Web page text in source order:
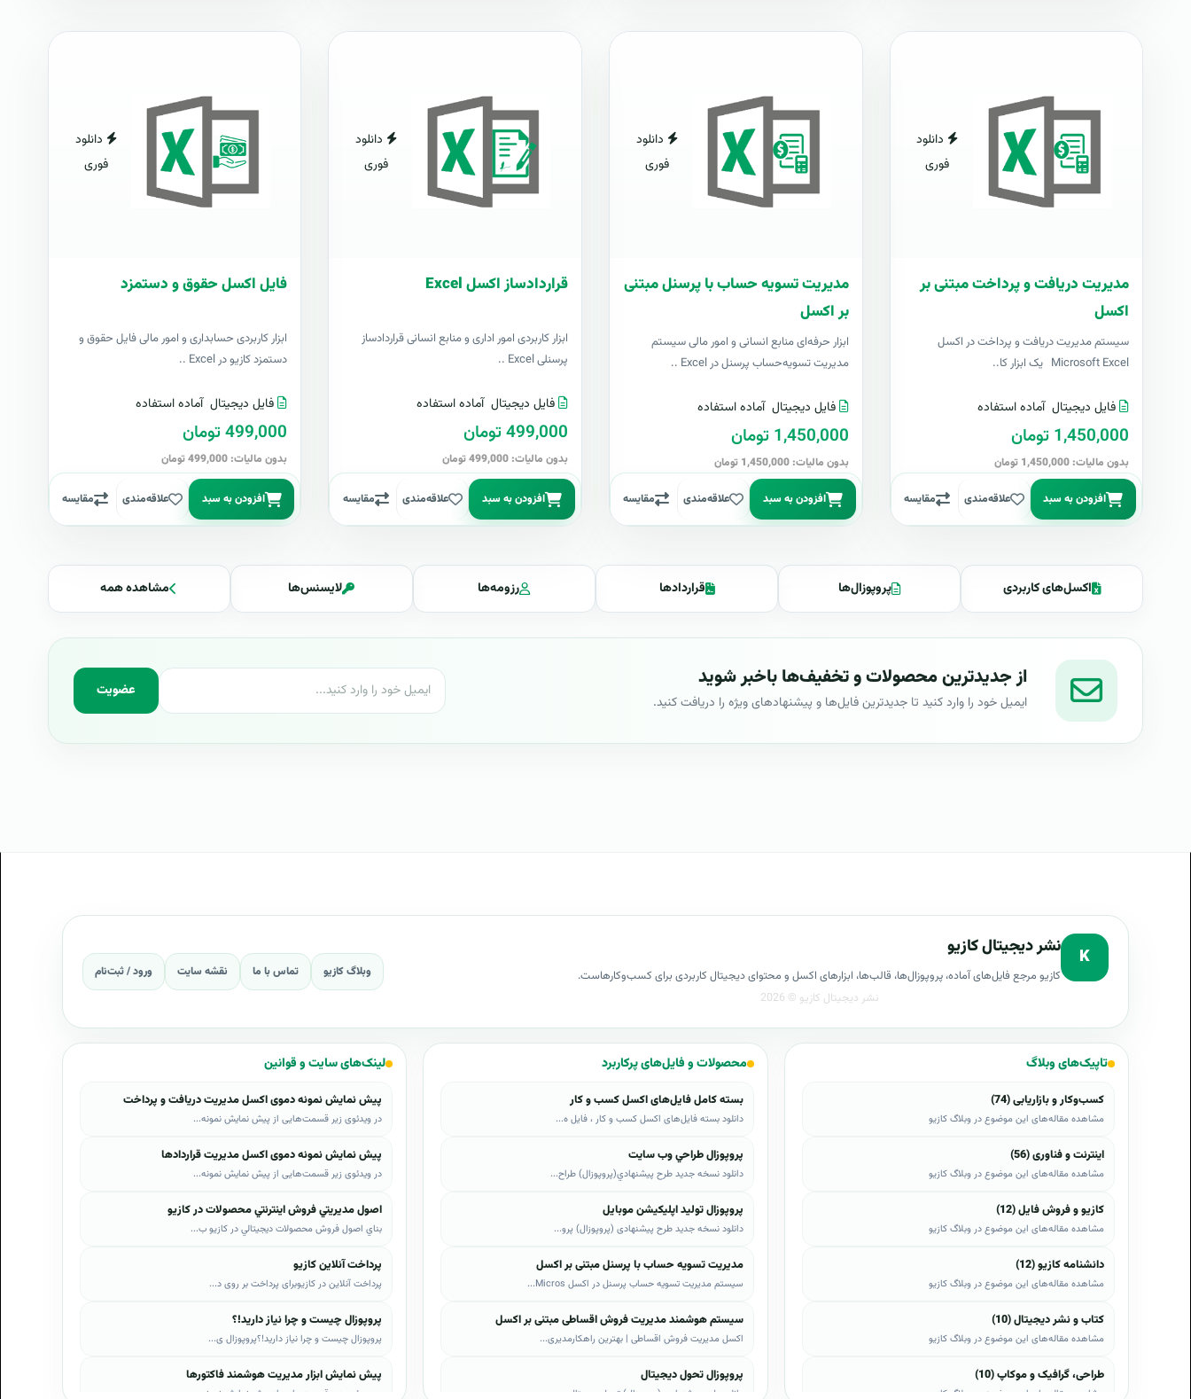
دانلود
فوری
مدیریت دریافت و پرداخت مبتنی بر
اکسل
سیستم مدیریت دریافت و پرداخت در اکسل
Microsoft Excel یک ابزار کا..
فایل دیجیتال آماده استفاده
1,450,000 تومان
بدون مالیات: 1,450,000 تومان
افزودن به سبد علاقه‌مندی مقایسه
دانلود
فوری
مدیریت تسویه حساب با پرسنل مبتنی
بر اکسل
ابزار حرفه‌ای منابع انسانی و امور مالی سیستم
مدیریت تسویه‌حساب پرسنل در Excel ..
فایل دیجیتال آماده استفاده
1,450,000 تومان
بدون مالیات: 1,450,000 تومان
افزودن به سبد علاقه‌مندی مقایسه
دانلود
فوری
قراردادساز اکسل Excel
ابزار کاربردی امور اداری و منابع انسانی قراردادساز
پرسنلی Excel ..
فایل دیجیتال آماده استفاده
499,000 تومان
بدون مالیات: 499,000 تومان
افزودن به سبد علاقه‌مندی مقایسه
دانلود
فوری
فایل اکسل حقوق و دستمزد
ابزار کاربردی حسابداری و امور مالی فایل حقوق و
دستمزد کازیو در Excel ..
فایل دیجیتال آماده استفاده
499,000 تومان
بدون مالیات: 499,000 تومان
افزودن به سبد علاقه‌مندی مقایسه
اکسل‌های کاربردی پروپوزال‌ها قراردادها رزومه‌ها لایسنس‌ها مشاهده همه
از جدیدترین محصولات و تخفیف‌ها باخبر شوید
ایمیل خود را وارد کنید تا جدیدترین فایل‌ها و پیشنهادهای ویژه را دریافت کنید.
عضویت
K نشر دیجیتال کازیو
کازیو مرجع فایل‌های آماده، پروپوزال‌ها، قالب‌ها، ابزارهای اکسل و محتوای دیجیتال کاربردی برای کسب‌وکارهاست. وبلاگ کازیو تماس با ما نقشه سایت ورود / ثبت‌نام
تاپیک‌های وبلاگ
کسب‌وکار و بازاریابی (74)
مشاهده مقاله‌های این موضوع در وبلاگ کازیو
اینترنت و فناوری (56)
مشاهده مقاله‌های این موضوع در وبلاگ کازیو
کازیو و فروش فایل (12)
مشاهده مقاله‌های این موضوع در وبلاگ کازیو
دانشنامه کازیو (12)
مشاهده مقاله‌های این موضوع در وبلاگ کازیو
کتاب و نشر دیجیتال (10)
مشاهده مقاله‌های این موضوع در وبلاگ کازیو
طراحی، گرافیک و موکاپ (10)
مشاهده مقاله‌های این موضوع در وبلاگ کازیو
محصولات و فایل‌های پرکاربرد
بسته کامل فایل‌های اکسل کسب و کار
دانلود بسته فایل‌های اکسل کسب و کار ، فایل ه...
پروپوزال طراحي وب سايت
دانلود نسخه جدید طرح پيشنهادي(پروپوزال) طراح...
پروپوزال تولید اپلیکیشن موبایل
دانلود نسخه جدید طرح پیشنهادی (پروپوزال) پرو...
مدیریت تسویه حساب با پرسنل مبتنی بر اکسل
سیستم مدیریت تسویه حساب پرسنل در اکسل Micros...
سیستم هوشمند مدیریت فروش اقساطی مبتنی بر اکسل
اکسل مدیریت فروش اقساطی | بهترین راهکارمدیری...
پروپوزال تحول دیجیتال
دانلود طرح پیشنهادی (پروپوزال) تحول دیجیتال،...
لینک‌های سایت و قوانین
پیش نمایش نمونه دموی اکسل مدیریت دریافت و پرداخت
در ویدئوی زیر قسمت‌هایی از پیش نمایش نمونه...
پیش نمایش نمونه دموی اکسل مدیریت قراردادها
در ویدئوی زیر قسمت‌هایی از پیش نمایش نمونه...
اصول مديريتي فروش اينترنتي محصولات در کازيو
بناي اصول فروش محصولات ديجيتالي در کازيو ب...
پرداخت آنلاین کازیو
پرداخت آنلاین در کازیوبرای پرداخت بر روی د...
پروپوزال چیست و چرا نیاز دارید!؟
پروپوزال چیست و چرا نیاز دارید!؟پروپوزال ی...
پیش نمایش ابزار مدیریت هوشمند فاکتورها
در ویدئوی زیر قسمت‌هایی از پیش نمایش نمونه...